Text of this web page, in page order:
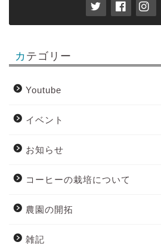
カテゴリー
Youtube
イベント
お知らせ
コーヒーの栽培について
農園の開拓
雑記